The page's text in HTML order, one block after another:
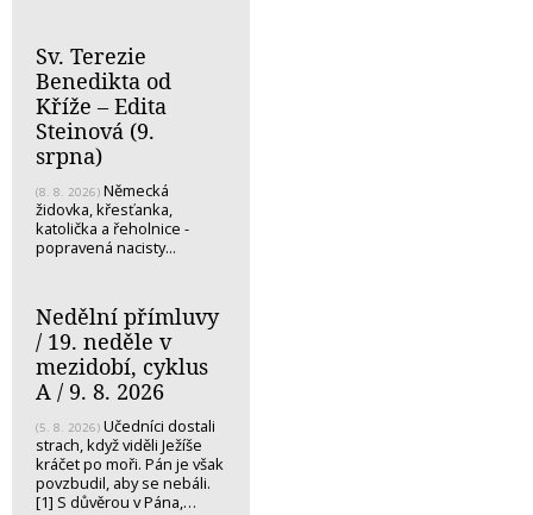
Sv. Terezie
Benedikta od
Kříže – Edita
Steinová (9.
srpna)
(8. 8. 2026) Německá
židovka, křesťanka,
katolička a řeholnice -
popravená nacisty...
Nedělní přímluvy
/ 19. neděle v
mezidobí, cyklus
A / 9. 8. 2026
(5. 8. 2026) Učedníci dostali
strach, když viděli Ježíše
kráčet po moři. Pán je však
povzbudil, aby se nebáli.
[1] S důvěrou v Pána,…